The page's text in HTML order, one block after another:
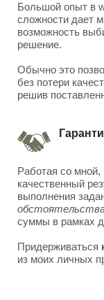
Большой опыт в
сложности дает
возможность
решение.
Обычно это
без потери
решив
Работая со мной,
качественный
выполнения
суммы в рамках
Придерживаться
из моих личных